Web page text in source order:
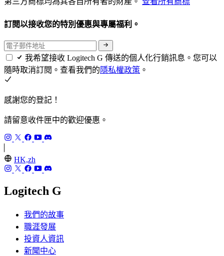
訂閱以接收您的特別優惠與專屬福利。
我希望接收 Logitech G 傳送的個人化行銷訊息。您可以
隨時取消訂閱。查看我們的隱私權政策 。
感謝您的登記！
請留意收件匣中的歡迎優惠。
HK,zh
Logitech G
我們的故事
職涯發展
投資人資訊
新聞中心